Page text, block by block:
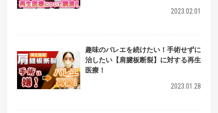
2023.02.01
趣味のバレエを続けたい！手術せずに
治したい【肩腱板断裂】に対する再生
医療！
2023.01.28